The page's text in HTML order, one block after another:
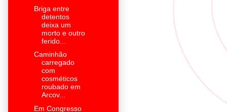
Briga entre
detentos
deixa um
morto e outro
ferido...
Caminhão
carregado
com
cosméticos
roubado em
Arcov...
Em Congresso